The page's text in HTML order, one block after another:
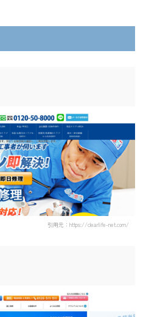
引用元：https://clearlife-net.com/